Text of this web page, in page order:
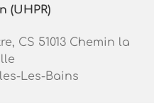
(UHPR)
CS 51013 Chemin la
Les-Bains